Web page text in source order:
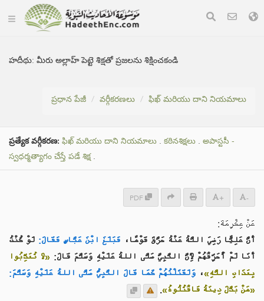
హదీథు:మీరు అల్లాహ్ పెట్టె శిక్షతో ప్రజలను శిక్షించకండి
ప్రధాన పేజీ వర్గీకరణలు ఫిఖ్ మరియు దాని నియమాలు
ప్రత్యేక వర్గీకరణ: ఫిఖ్ మరియు దాని నియమాలు . కఠినశిక్షలు . అపాస్టసీ -
స్వధర్మత్యాగం చేస్తే పడే శిక్ష.
PDF + -
عَنْ عِكْرِمَةَ:
أَنَّ عَلِيًّا رَضِيَ اللَّهُ عَنْهُ حَرَّقَ قَوْمًا، فَبَلَغَ ابْنَ عَبَّاسٍ فَقَالَ: لَوْ كُنْتُ
أَنَا لَمْ أُحَرِّقْهُمْ لِأَنَّ النَّبِيَّ صَلَّى اللهُ عَلَيْهِ وَسَلَّمَ قَالَ: «لاَ تُعَذِّبُوا
بِعَذَابِ اللَّهِ»، وَلَقَتَلْتُهُمْ كَمَا قَالَ النَّبِيُّ صَلَّى اللهُ عَلَيْهِ وَسَلَّمَ:
«مَنْ بَدَّلَ دِينَهُ فَاقْتُلُوهُ».